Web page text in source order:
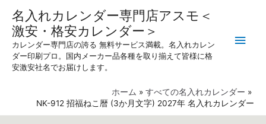
名入れカレンダー専門店アスモ＜
激安・格安カレンダー＞
カレンダー専門店の誇る 無料サービス満載。名入れカレン
ダー印刷プロ。国内メーカー品各種を取り揃えて皆様に格
安激安社名でお届けします。
メ
ン
メ
ホーム
すべての名入れカレンダー
NK-912 招福ねこ暦 (3か月文字) 2027年 名入れカレンダー